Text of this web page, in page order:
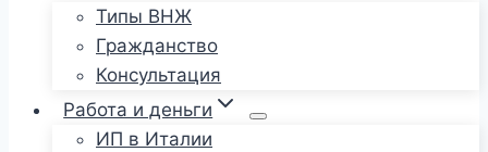
Типы ВНЖ
Гражданство
Консультация
Работа и деньги
ИП в Италии